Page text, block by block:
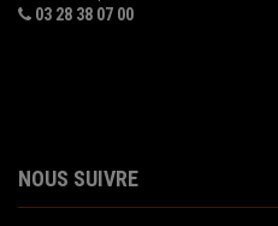
03 28 38 07 00
NOUS SUIVRE